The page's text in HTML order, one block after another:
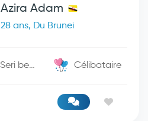
Azira Adam
28 ans, Du Brunei
Brunei / Bandar Seri begwan Célibataire